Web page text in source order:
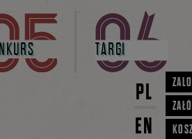
TARGI
PL
EN